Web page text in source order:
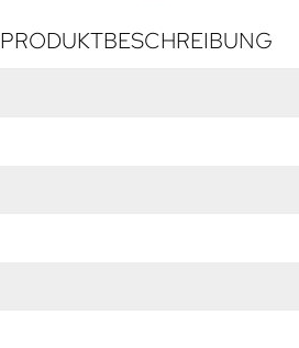
PRODUKTBESCHREIBUNG